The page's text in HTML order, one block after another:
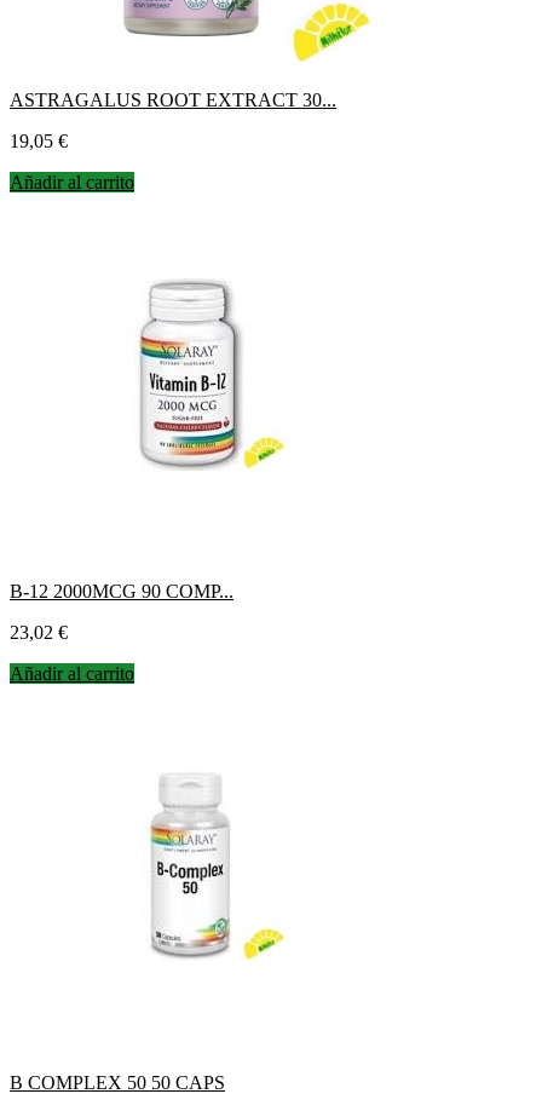
ASTRAGALUS ROOT EXTRACT 30...
Precio
19,05 €
Añadir al carrito
B-12 2000MCG 90 COMP...
Precio
23,02 €
Añadir al carrito
B COMPLEX 50 50 CAPS